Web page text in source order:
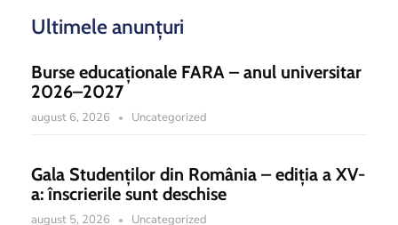
Ultimele anunțuri
Burse educaționale FARA – anul universitar
2026–2027
august 6, 2026 Uncategorized
Gala Studenților din România – ediția a XV-
a: înscrierile sunt deschise
august 5, 2026 Uncategorized